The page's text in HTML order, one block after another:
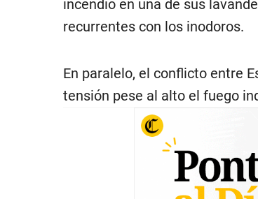
incendio en una de sus
recurrentes con los inodoros.
En paralelo, el conflicto entre
tensión pese al alto el fuego